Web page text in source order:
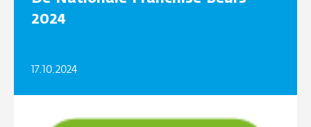
2024
17.10.2024